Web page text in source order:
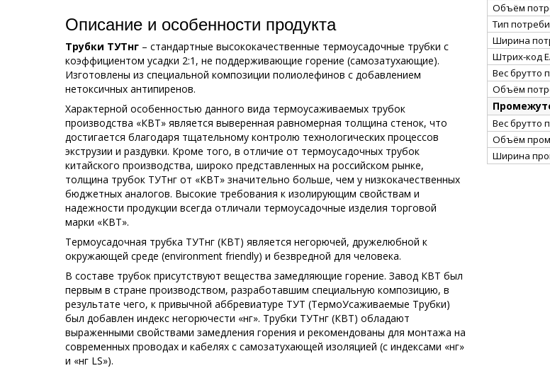
Описание и особенности продукта
Трубки ТУТнг – стандартные высококачественные термоусадочные трубки с
коэффициентом усадки 2:1, не поддерживающие горение (самозатухающие).
Изготовлены из специальной композиции полиолефинов с добавлением
нетоксичных антипиренов.
Характерной особенностью данного вида термоусаживаемых трубок
производства «КВТ» является выверенная равномерная толщина стенок, что
достигается благодаря тщательному контролю технологических процессов
экструзии и раздувки. Кроме того, в отличие от термоусадочных трубок
китайского производства, широко представленных на российском рынке,
толщина трубок ТУТнг от «КВТ» значительно больше, чем у низкокачественных
бюджетных аналогов. Высокие требования к изолирующим свойствам и
надежности продукции всегда отличали термоусадочные изделия торговой
марки «КВТ».
Термоусадочная трубка ТУТнг (КВТ) является негорючей, дружелюбной к
окружающей среде (environment friendly) и безвредной для человека.
В составе трубок присутствуют вещества замедляющие горение. Завод КВТ был
первым в стране производством, разработавшим специальную композицию, в
результате чего, к привычной аббревиатуре ТУТ (ТермоУсаживаемые Трубки)
был добавлен индекс негорючести «нг». Трубки ТУТнг (КВТ) обладают
выраженными свойствами замедления горения и рекомендованы для монтажа на
современных проводах и кабелях с самозатухающей изоляцией (с индексами «нг»
и «нг LS»).
Объём
Тип
Ширина
Штрих-код
Вес брутто
Объём
Вес брутто
Объём
Ширина